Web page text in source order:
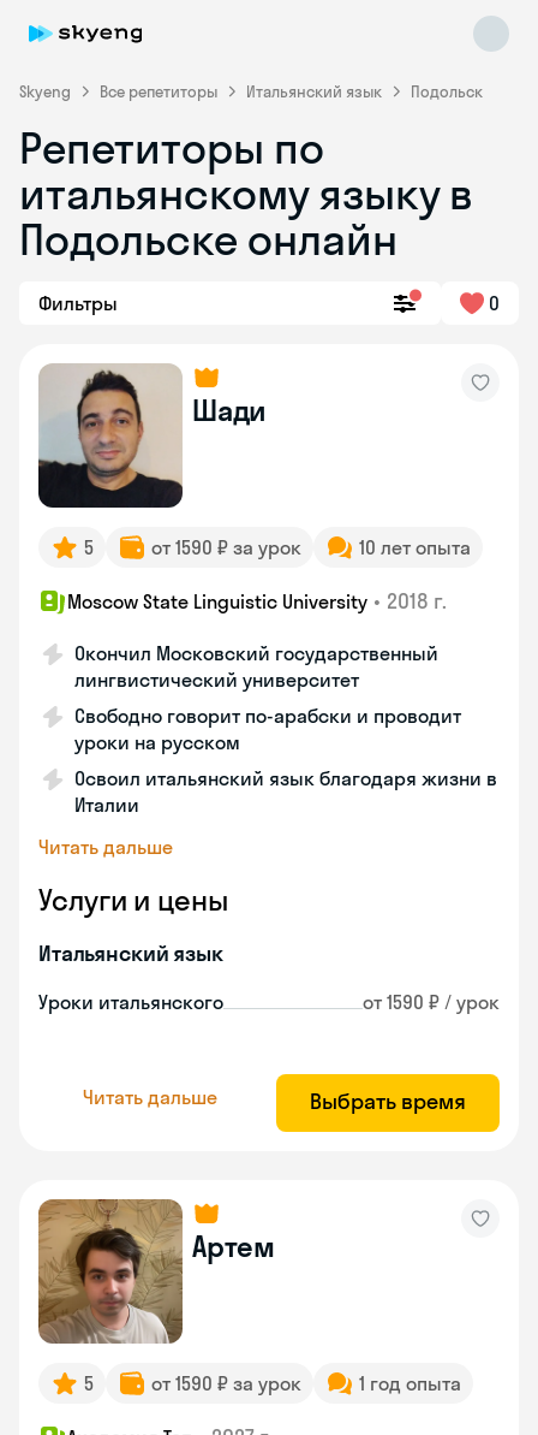
Skyeng Все репетиторы Итальянский язык Подольск
Репетиторы по
итальянскому языку в
Подольске онлайн
Фильтры 0
Шади
5 от 1590 ₽ за урок 10 лет опыта
Moscow State Linguistic University • 2018 г.
Окончил Московский государственный
лингвистический университет
Свободно говорит по-арабски и проводит
уроки на русском
Освоил итальянский язык благодаря жизни в
Италии
Читать дальше
Услуги и цены
Итальянский язык
Уроки итальянского от 1590 ₽ / урок
Читать дальше Выбрать время
Артем
5 от 1590 ₽ за урок 1 год опыта
Skyeng Chat